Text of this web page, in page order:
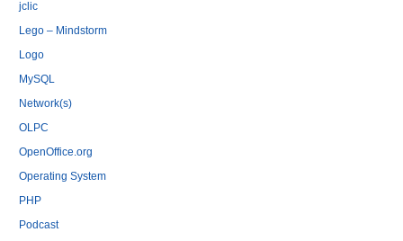
jclic
Lego – Mindstorm
Logo
MySQL
Network(s)
OLPC
OpenOffice.org
Operating System
PHP
Podcast